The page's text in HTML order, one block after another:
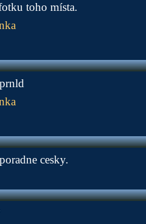
toho místa.
cesky.